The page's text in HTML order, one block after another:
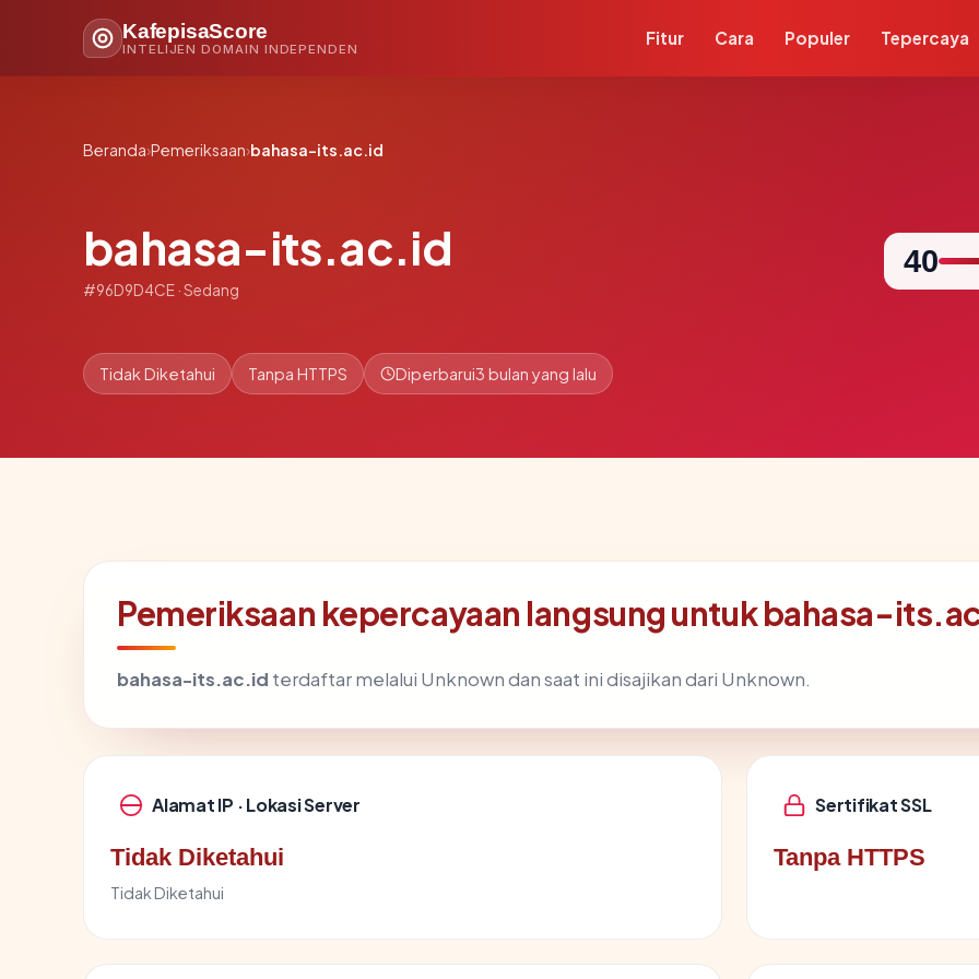
KafepisaScore
INTELIJEN DOMAIN INDEPENDEN
Fitur Cara Populer Tepercaya
Beranda›Pemeriksaan›bahasa-its.ac.id
bahasa-its.ac.id
#96D9D4CE · Sedang
40
Tidak Diketahui Tanpa HTTPS Diperbarui3 bulan yang lalu
Pemeriksaan kepercayaan langsung untuk bahasa-
bahasa-its.ac.id terdaftar melalui Unknown dan saat ini disajikan dari Unknown.
Alamat IP · Lokasi Server
Tidak Diketahui
Tidak Diketahui
Sertifikat SSL
Tanpa HTTPS